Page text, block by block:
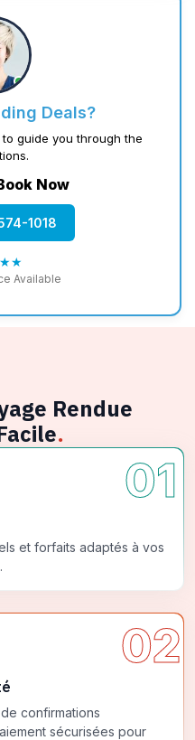
Deals?
guide you through the
Now
1018
Available
Rendue
.
01
et forfaits adaptés à vos
02
confirmations
sécurisées pour